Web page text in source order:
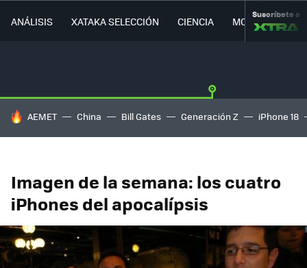
ANÁLISIS XATAKA SELECCIÓN CIENCIA MOVILIDAD
Suscríbete a
HOY SE HABLA DE
AEMET China Bill Gates Generación Z iPhone 18
Imagen de la semana: los cuatro
iPhones del apocalípsis